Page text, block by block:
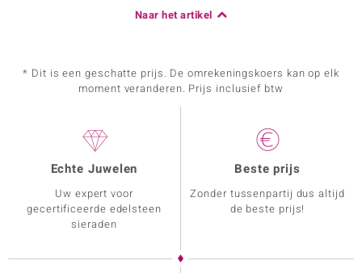
Naar het artikel
* Dit is een geschatte prijs. De omrekeningskoers kan op elk
moment veranderen. Prijs inclusief btw
Echte Juwelen
Uw expert voor
gecertificeerde edelsteen
sieraden
Beste prijs
Zonder tussenpartij dus altijd
de beste prijs!